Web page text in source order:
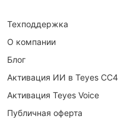
Техподдержка
О компании
Блог
Активация ИИ в Teyes CC4
Активация Teyes Voice
Публичная оферта